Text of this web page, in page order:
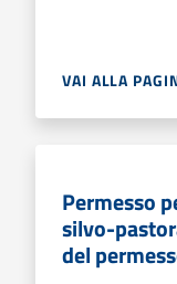
VAI ALLA
Permesso
silvo-
del